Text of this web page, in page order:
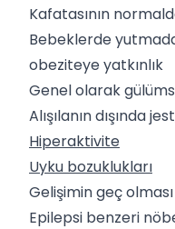
Kafatasının
Bebeklerde
obeziteye yatkınlık
Genel olarak
Alışılanın dışında
Hiperaktivite
Uyku bozuklukları
Gelişimin geç olması
Epilepsi benzeri